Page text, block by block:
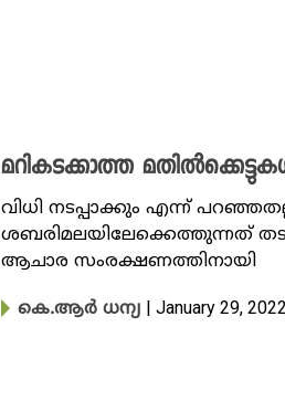
മറികടക്കാത്ത
വിധി നടപ്പാക്കും എന്ന്
ശബരിമലയിലേക്കെത്തുന്നത്
ആചാര സംരക്ഷണത്തിനായി
കെ.ആർ ധന്യ | January 29, 2022